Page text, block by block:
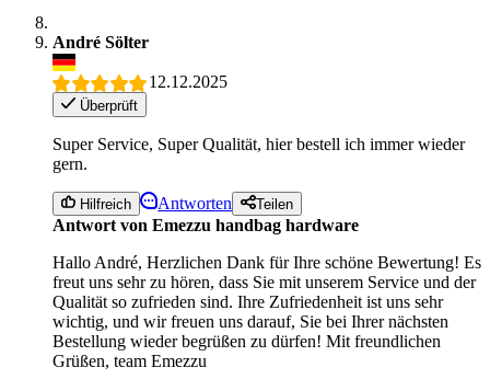
André Sölter
12.12.2025
Überprüft
Super Service, Super Qualität, hier bestell ich immer wieder
gern.
Hilfreich Antworten Teilen
Antwort von Emezzu handbag hardware
Hallo André, Herzlichen Dank für Ihre schöne Bewertung! Es
freut uns sehr zu hören, dass Sie mit unserem Service und der
Qualität so zufrieden sind. Ihre Zufriedenheit ist uns sehr
wichtig, und wir freuen uns darauf, Sie bei Ihrer nächsten
Bestellung wieder begrüßen zu dürfen! Mit freundlichen
Grüßen, team Emezzu